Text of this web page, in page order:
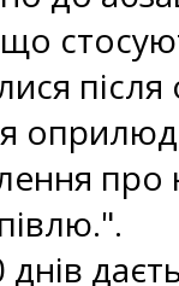
про